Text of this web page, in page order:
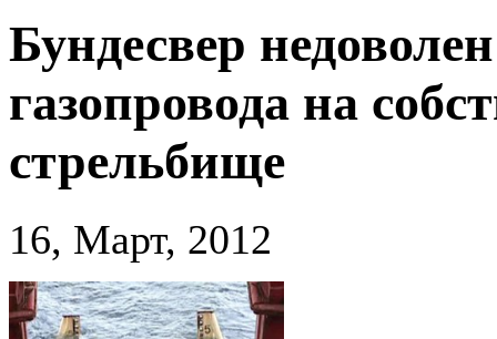
Бундесвер
газопровода на
стрельбище
16, Март, 2012